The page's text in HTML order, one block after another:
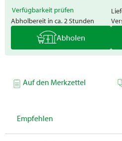
Verfügbarkeit prüfen
Abholbereit in ca. 2 Stunden
Abholen
Auf den Merkzettel
Empfehlen